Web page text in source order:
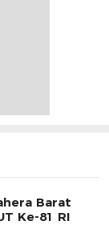
Barat
Ke-81 RI